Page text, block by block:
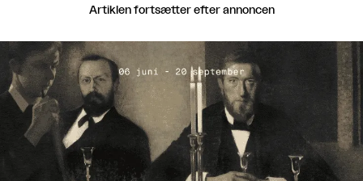
Artiklen fortsætter efter annoncen